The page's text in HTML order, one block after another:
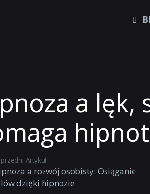
a lęk,
Artykuł
a rozwój osobisty: Osiąganie
dzięki hipnozie